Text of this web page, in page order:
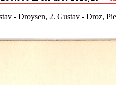
- Droysen, 2. Gustav - Droz,